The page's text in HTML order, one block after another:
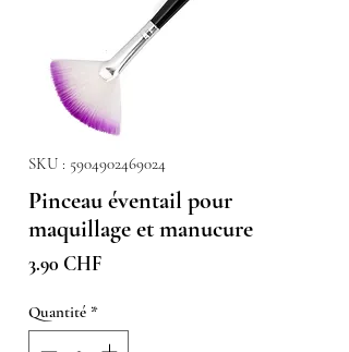
SKU : 5904902469024
Pinceau éventail pour
maquillage et manucure
3.90 CHFPrix
Quantité *